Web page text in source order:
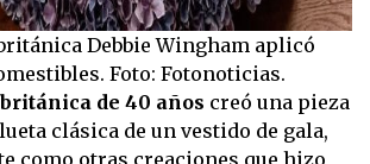
Debbie Wingham aplicó
Foto: Fotonoticias.
de 40 años creó una pieza
clásica de un vestido de gala,